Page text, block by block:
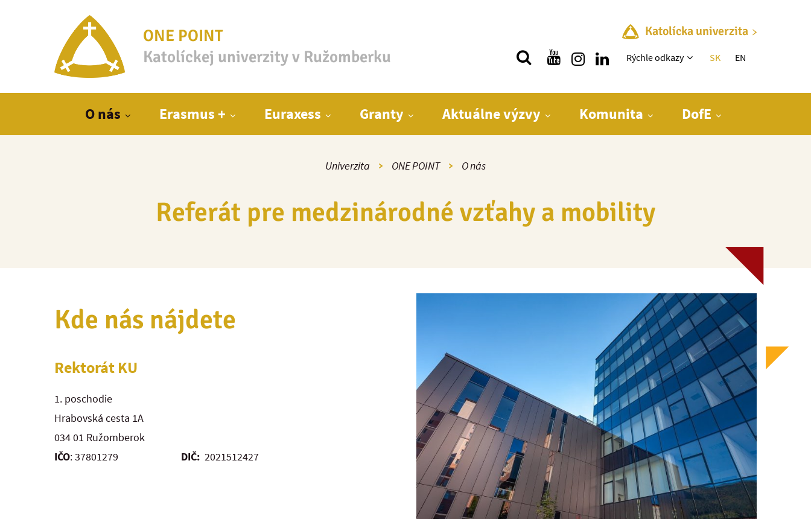
ONE POINT
Katolíckej univerzity v Ružomberku
Katolícka univerzita
Rýchle menu
Rýchle odkazy SK EN
O nás Erasmus + Euraxess Granty Aktuálne výzvy Komunita DofE
Univerzita ONE POINT O nás
Referát pre medzinárodné vzťahy a mobility
Kde nás nájdete
Rektorát KU
1. poschodie
Hrabovská cesta 1A
034 01 Ružomberok
IČO: 37801279 DIČ: 2021512427